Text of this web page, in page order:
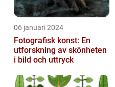
06 januari 2024
Fotografisk konst: En
utforskning av skönheten
i bild och uttryck